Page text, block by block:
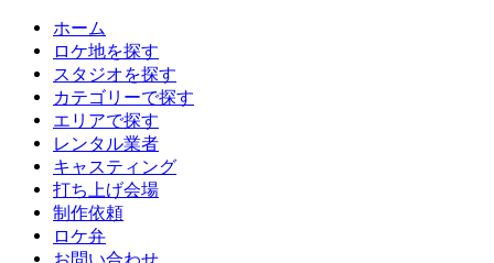
ホーム
ロケ地を探す
スタジオを探す
カテゴリーで探す
エリアで探す
レンタル業者
キャスティング
打ち上げ会場
制作依頼
ロケ弁